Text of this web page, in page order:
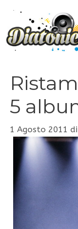
contenuto
5
1 Agosto 2011 di